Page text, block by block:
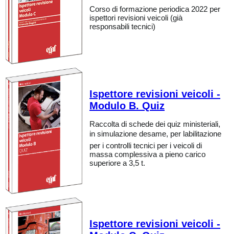
Corso di formazione periodica 2022 per
ispettori revisioni veicoli (già
responsabili tecnici)
Ispettore revisioni veicoli -
Modulo B. Quiz
Raccolta di schede dei quiz ministeriali,
in simulazione desame, per labilitazione
per i controlli tecnici per i veicoli di
massa complessiva a pieno carico
superiore a 3,5 t.
Ispettore revisioni veicoli -